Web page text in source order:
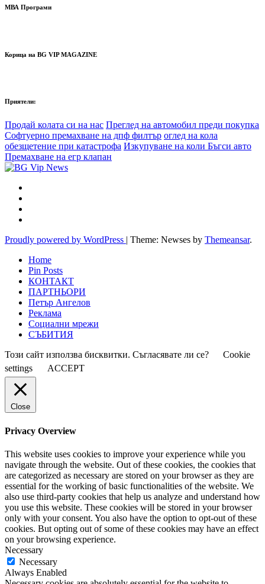
МВА Програми
Корица на BG VIP MAGAZINE
Приятели:
Продай колата си на нас Преглед на автомобил преди покупка
Софтуерно премахване на дпф филтър оглед на кола
обезщетение при катастрофа Изкупуване на коли Бъгси авто
Премахване на егр клапан
Proudly powered by WordPress Theme: Newses by Themeansar.
Home
Pin Posts
КОНТАКТ
ПАРТНЬОРИ
Петър Ангелов
Реклама
Социални мрежи
СЪБИТИЯ
Този сайт използва бисквитки. Съгласявате ли се?
Cookie
settings
ACCEPT
Close
Privacy Overview
This website uses cookies to improve your experience while you
navigate through the website. Out of these cookies, the cookies that
are categorized as necessary are stored on your browser as they are
essential for the working of basic functionalities of the website. We
also use third-party cookies that help us analyze and understand how
you use this website. These cookies will be stored in your browser
only with your consent. You also have the option to opt-out of these
cookies. But opting out of some of these cookies may have an effect
on your browsing experience.
Necessary
Necessary
Always Enabled